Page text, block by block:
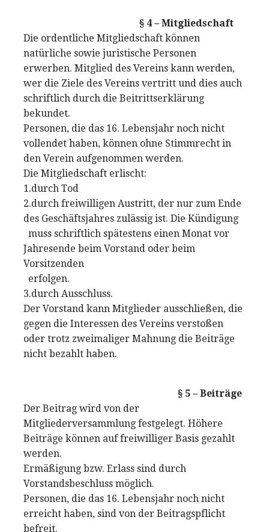
§ 4 – Mitgliedschaft
Die ordentliche Mitgliedschaft können
natürliche sowie juristische Personen
erwerben. Mitglied des Vereins kann werden,
wer die Ziele des Vereins vertritt und dies auch
schriftlich durch die Beitrittserklärung
bekundet.
Personen, die das 16. Lebensjahr noch nicht
vollendet haben, können ohne Stimmrecht in
den Verein aufgenommen werden.
Die Mitgliedschaft erlischt:
1.durch Tod
2.durch freiwilligen Austritt, der nur zum Ende
des Geschäftsjahres zulässig ist. Die Kündigung
muss schriftlich spätestens einen Monat vor
Jahresende beim Vorstand oder beim
Vorsitzenden
erfolgen.
3.durch Ausschluss.
Der Vorstand kann Mitglieder ausschließen, die
gegen die Interessen des Vereins verstoßen
oder trotz zweimaliger Mahnung die Beiträge
nicht bezahlt haben.
§ 5 – Beiträge
Der Beitrag wird von der
Mitgliederversammlung festgelegt. Höhere
Beiträge können auf freiwilliger Basis gezahlt
werden.
Ermäßigung bzw. Erlass sind durch
Vorstandsbeschluss möglich.
Personen, die das 16. Lebensjahr noch nicht
erreicht haben, sind von der Beitragspflicht
befreit.